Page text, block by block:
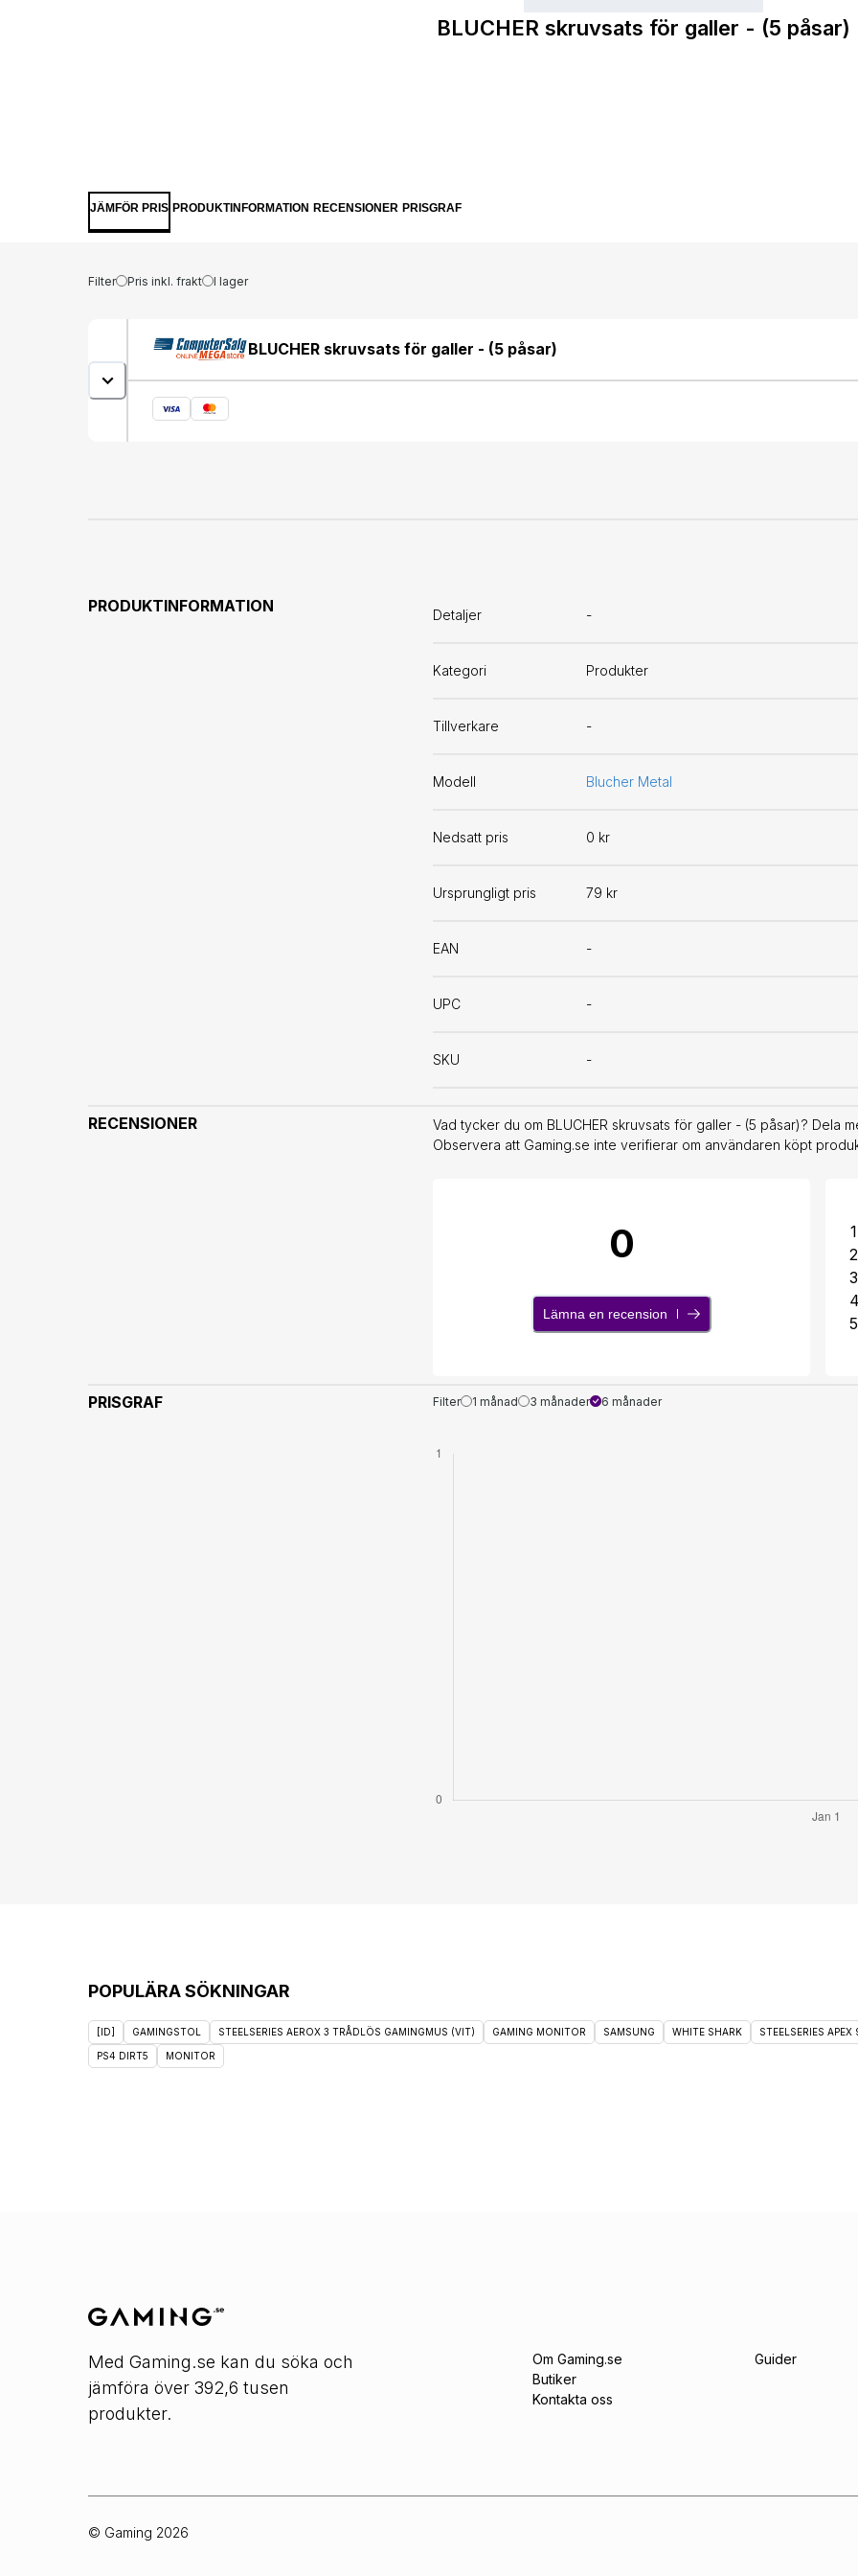
BLUCHER skruvsats för galler - (5 påsar)
JÄMFÖR PRIS PRODUKTINFORMATION RECENSIONER PRISGRAF
Filter Pris inkl. frakt I lager
BLUCHER skruvsats för galler - (5 påsar)
PRODUKTINFORMATION
Detaljer -
Kategori Produkter
Tillverkare -
Modell Blucher Metal
Nedsatt pris 0 kr
Ursprungligt pris 79 kr
EAN -
UPC -
SKU -
RECENSIONER
Vad tycker du om BLUCHER skruvsats för galler - (5 påsar)? Dela
Observera att Gaming.se inte verifierar om användaren köpt
0
Lämna en recension
1
2
3
4
5
PRISGRAF Filter 1 månad 3 månader 6 månader
POPULÄRA SÖKNINGAR
[ID] GAMINGSTOL STEELSERIES AEROX 3 TRÅDLÖS GAMINGMUS (VIT) GAMING MONITOR SAMSUNG WHITE SHARK STEELSERIES
PS4 DIRT5 MONITOR
Med Gaming.se kan du söka och
jämföra över 392,6 tusen
produkter.
Om Gaming.se
Butiker
Kontakta oss
Guider
© Gaming 2026